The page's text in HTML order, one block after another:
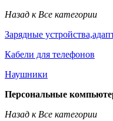
Назад к Все категории
Зарядные
Кабели для телефонов
Наушники
Персональные
Назад к Все категории